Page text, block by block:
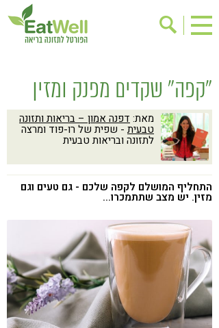
בישול בריא
אינדקס עסקים
ריפוי ומניעת מחלות
בריאות האישה
תוספי תזונה
מתכוני בריאות
אירועים
שינוי תזונתי
גישות בתזונה
ניקוי רעלים
מזונות על
ילדים
תזונה וספורט
הפרעות קשב & ריכוז
אכילה רגשית
רגישות לגלוטן
טעים להכיר
קורונה
טבעונות
"קפה" שקדים מפנק ומזין
מאת: דפנה אמון – בריאות ותזונה
טבעית - שפית של רו-פוד ומרצה
לתזונה ובריאות טבעית
התחליף המושלם לקפה שלכם - גם טעים וגם
מזין. יש מצב שתתמכרו...